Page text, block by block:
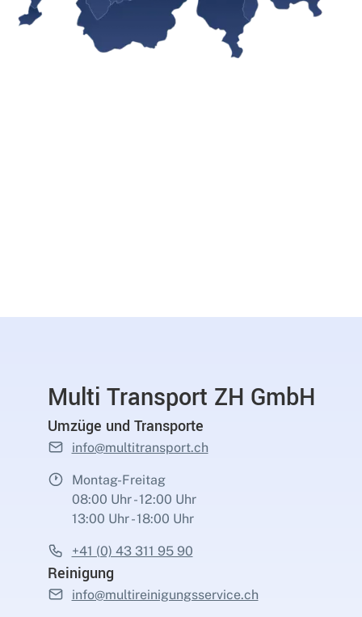
Multi Transport ZH GmbH
Umzüge und Transporte
info@multitransport.ch
Montag-Freitag
08:00 Uhr - 12:00 Uhr
13:00 Uhr - 18:00 Uhr
+41 (0) 43 311 95 90
Reinigung
info@multireinigungsservice.ch